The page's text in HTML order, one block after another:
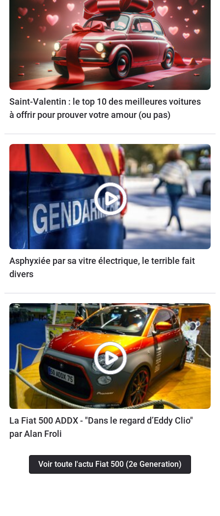
Saint-Valentin : le top 10 des meilleures voitures
à offrir pour prouver votre amour (ou pas)
Asphyxiée par sa vitre électrique, le terrible fait
divers
La Fiat 500 ADDX - "Dans le regard d’Eddy Clio"
par Alan Froli
Voir toute l'actu Fiat 500 (2e Generation)